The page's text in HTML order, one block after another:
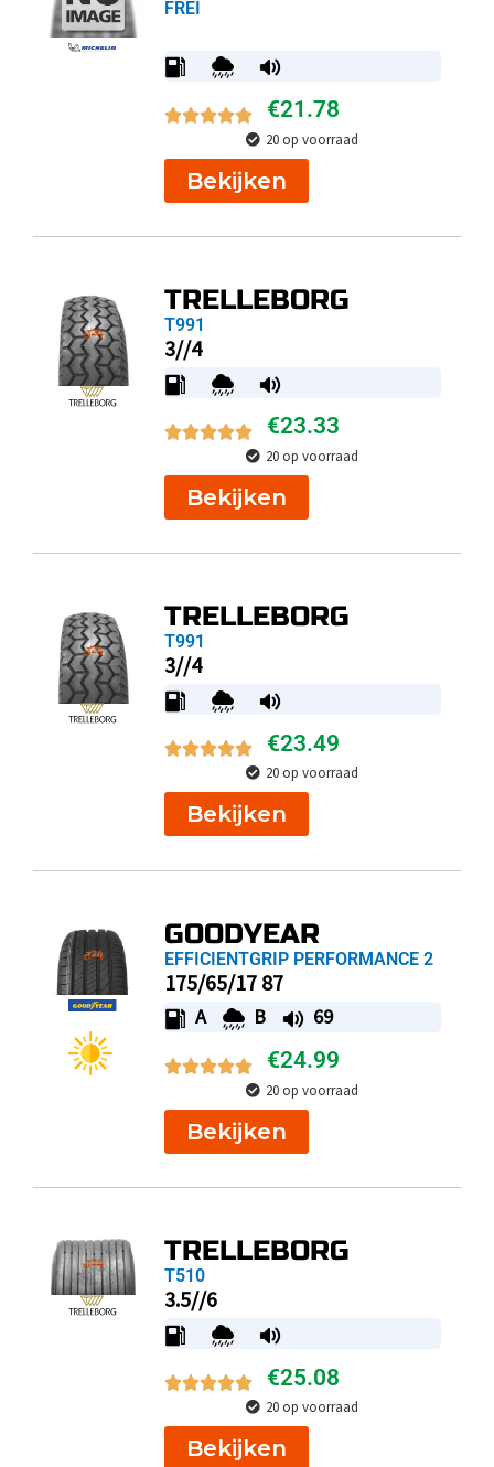
FREI
€21.78
20 op voorraad
Bekijken
TRELLEBORG
T991
3//4
€23.33
20 op voorraad
Bekijken
TRELLEBORG
T991
3//4
€23.49
20 op voorraad
Bekijken
GOODYEAR
EFFICIENTGRIP PERFORMANCE 2
175/65/17 87
A B 69
€24.99
20 op voorraad
Bekijken
TRELLEBORG
T510
3.5//6
€25.08
20 op voorraad
Bekijken